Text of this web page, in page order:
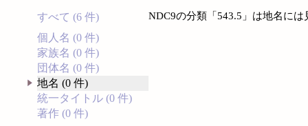
すべて (6 件)
個人名 (0 件)
家族名 (0 件)
団体名 (0 件)
地名 (0 件)
統一タイトル (0 件)
著作 (0 件)
NDC9の分類「543.5」は地名に